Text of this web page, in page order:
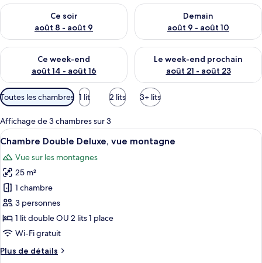
n
o
t
é
s
p
s
Ce soir
août 8 - août 9
Vérifier la disponibilité pour ce soir août 8 - août 9
Demain
août 9 - août 10
Vérifier la disponibilité pour
Ce week-end
août 14 - août 16
Vérifier la disponibilité pour ce week-end août 14 - août 16
Le week-end prochain
août 21 - août 23
Vérifier la disponibilité pour
Filtres
disponibles
pour
les
chambres
Toutes les chambres 1 lit 2 lits 3+ lits
Affichage de 3 chambres sur 3
Afficher
toutes
les
photos
pour
ce
type
de
chambre :
Chambre
Une chambre avec un lit, une table
13
Chambre Double Deluxe, vue montagne
Vue sur les montagnes
25 m²
1 chambre
3 personnes
1 lit double OU 2 lits 1 place
Wi-Fi gratuit
Plus de détails
Plus